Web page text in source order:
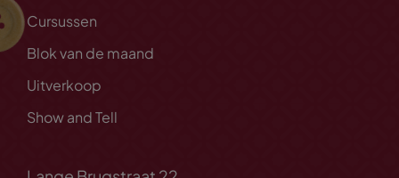
Cursussen
Blok van de maand
Uitverkoop
Show and Tell